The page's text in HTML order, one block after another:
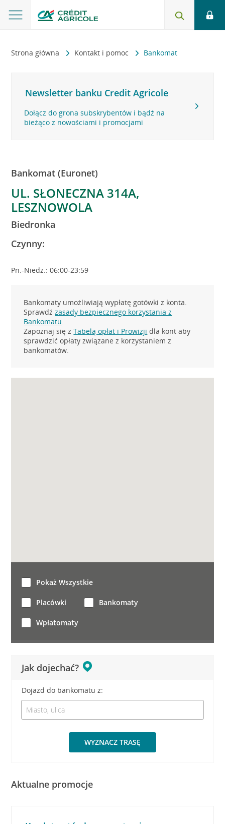
Strona główna Kontakt i pomoc Bankomat
Newsletter banku Credit Agricole
Dołącz do grona subskrybentów i bądź na
bieżąco z nowościami i promocjami
Bankomat (Euronet)
UL. SŁONECZNA 314A,
LESZNOWOLA
Biedronka
Czynny:
Pn.-Niedz.: 06:00-23:59
Bankomaty umożliwiają wypłatę gotówki z konta.
Sprawdźzasady bezpiecznego korzystania z
Bankomatu.
Zapoznaj się zTabelą opłat i Prowizji dla kont aby
sprawdzić opłaty związane z korzystaniem z
bankomatów.
Jak dojechać?
Dojazd do bankomatu z:
WYZNACZ TRASĘ
Pokaż Wszystkie
Placówki Bankomaty
Wpłatomaty
Aktualne promocje